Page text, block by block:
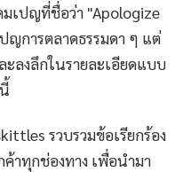
เปญที่ชื่อว่า "Apologize
ญการตลาดธรรมดา ๆ แต่
ะลงลึกในรายละเอียดแบบ
รวบรวมข้อเรียกร้อง
าทุกช่องทาง เพื่อนำมา